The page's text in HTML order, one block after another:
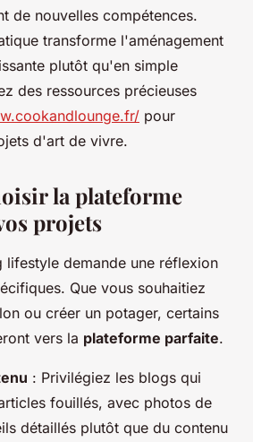
de nouvelles compétences.
transforme l'aménagement
plutôt qu'en simple
des ressources précieuses
pour
d'art de vivre.
la plateforme
projets
lifestyle demande une réflexion
Que vous souhaitiez
ou créer un potager, certains
vers la plateforme parfaite.
: Privilégiez les blogs qui
fouillés, avec photos de
détaillés plutôt que du contenu